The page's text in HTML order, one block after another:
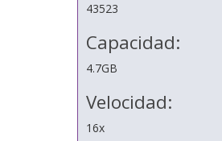
43523
Capacidad:
4.7GB
Velocidad:
16x